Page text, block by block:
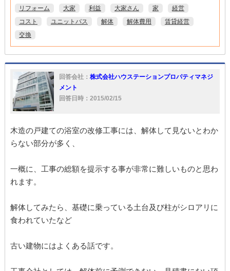
リフォーム 大家 利益 大家さん 家
経営
コスト
ユニットバス 解体 解体費用
賃貸経営
交換
回答会社： 株式会社ハウステーションプロパティマネジ
メント
回答日時：2015/02/15
木造の戸建ての浴室の改修工事には、解体して見ないとわか
らない部分が多く、
一概に、工事の総額を提示する事が非常に難しいものと思わ
れます。
解体してみたら、基礎に乗っている土台及び柱がシロアリに
食われていたなど
古い建物にはよくある話です。